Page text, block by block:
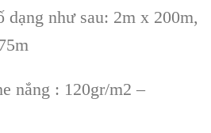
như sau: 2m x 200m,
nắng : 120gr/m2 –